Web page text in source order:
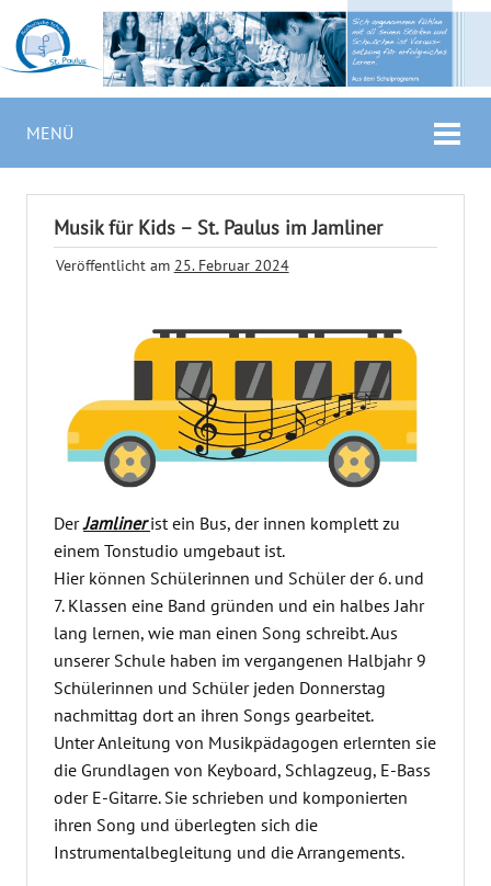
MENÜ
Musik für Kids – St. Paulus im Jamliner
Veröffentlicht am 25. Februar 2024
DerJamlinerist ein Bus, der innen komplett zu
einem Tonstudio umgebaut ist.
Hier können Schülerinnen und Schüler der 6. und
7. Klassen eine Band gründen und ein halbes Jahr
lang lernen, wie man einen Song schreibt. Aus
unserer Schule haben im vergangenen Halbjahr 9
Schülerinnen und Schüler jeden Donnerstag
nachmittag dort an ihren Songs gearbeitet.
Unter Anleitung von Musikpädagogen erlernten sie
die Grundlagen von Keyboard, Schlagzeug, E-Bass
oder E-Gitarre. Sie schrieben und komponierten
ihren Song und überlegten sich die
Instrumentalbegleitung und die Arrangements.